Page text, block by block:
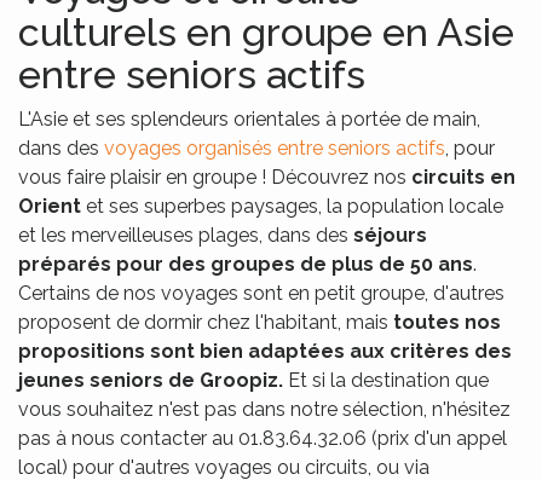
culturels en groupe en Asie
entre seniors actifs
L'Asie et ses splendeurs orientales à portée de main,
dans des voyages organisés entre seniors actifs, pour
vous faire plaisir en groupe ! Découvrez nos circuits en
Orient et ses superbes paysages, la population locale
et les merveilleuses plages, dans des séjours
préparés pour des groupes de plus de 50 ans.
Certains de nos voyages sont en petit groupe, d'autres
proposent de dormir chez l'habitant, mais toutes nos
propositions sont bien adaptées aux critères des
jeunes seniors de Groopiz. Et si la destination que
vous souhaitez n'est pas dans notre sélection, n'hésitez
pas à nous contacter au 01.83.64.32.06 (prix d'un appel
local) pour d'autres voyages ou circuits, ou via